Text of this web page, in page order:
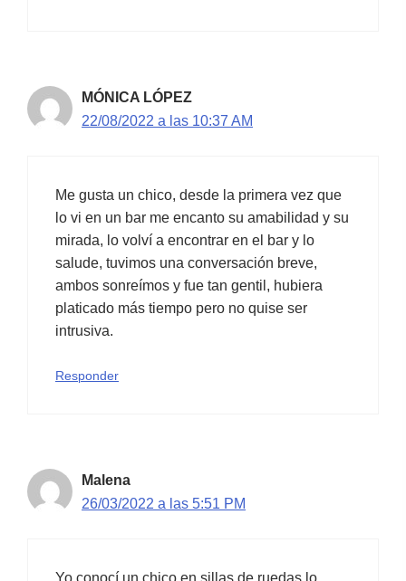
MÓNICA LÓPEZ
22/08/2022 a las 10:37 AM
Me gusta un chico, desde la primera vez que
lo vi en un bar me encanto su amabilidad y su
mirada, lo volví a encontrar en el bar y lo
salude, tuvimos una conversación breve,
ambos sonreímos y fue tan gentil, hubiera
platicado más tiempo pero no quise ser
intrusiva.
Responder
Malena
26/03/2022 a las 5:51 PM